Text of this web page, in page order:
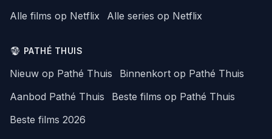
Alle films op Netflix
Alle series op Netflix
PATHÉ THUIS
Nieuw op Pathé Thuis
Binnenkort op Pathé Thuis
Aanbod Pathé Thuis
Beste films op Pathé Thuis
Beste films 2026